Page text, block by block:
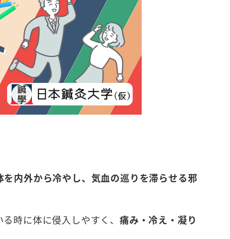
を内外から冷やし、気血の巡りを滞らせる邪
時に体に侵入しやすく、 痛み・冷え・凝り